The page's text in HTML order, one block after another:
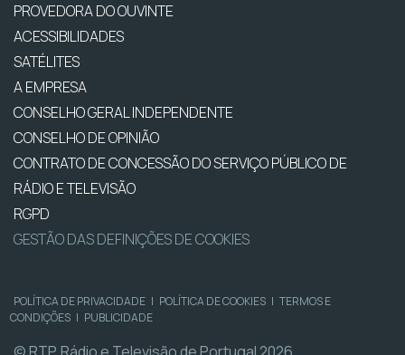
PROVEDORA DO OUVINTE
ACESSIBILIDADES
SATÉLITES
A EMPRESA
CONSELHO GERAL INDEPENDENTE
CONSELHO DE OPINIÃO
CONTRATO DE CONCESSÃO DO SERVIÇO PÚBLICO DE
RÁDIO E TELEVISÃO
RGPD
GESTÃO DAS DEFINIÇÕES DE COOKIES
POLÍTICA DE PRIVACIDADE | POLÍTICA DE COOKIES | TERMOS E
CONDIÇÕES | PUBLICIDADE